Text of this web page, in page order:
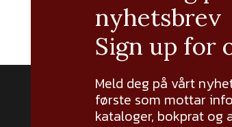
nyhetsbrev
Sign up for
Meld deg på vårt
første som mottar
kataloger, bokprat og